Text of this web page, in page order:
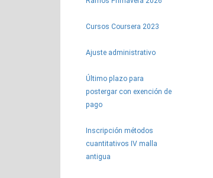
Cursos Coursera 2023
Ajuste administrativo
Último plazo para
postergar con exención de
pago
Inscripción métodos
cuantitativos IV malla
antigua